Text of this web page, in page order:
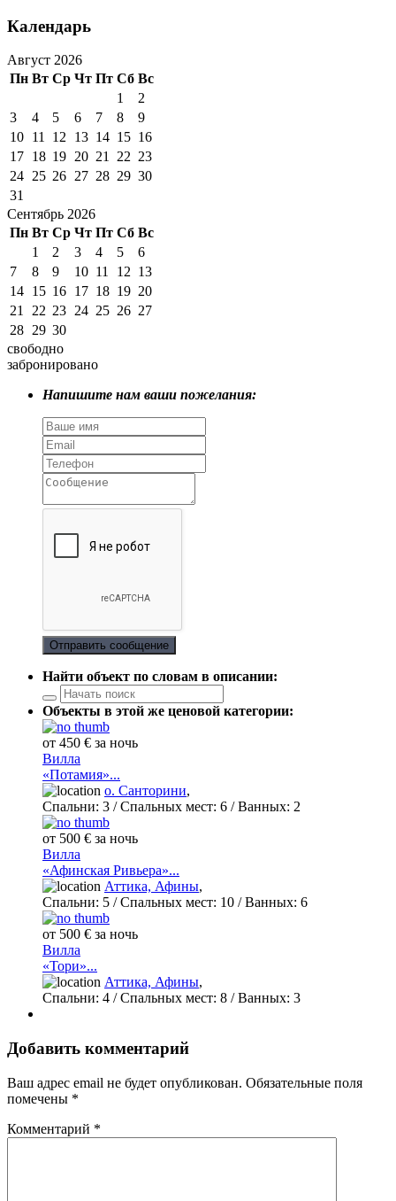
Календарь
Август 2026
Пн Вт Ср Чт Пт Сб Вс
1
2
3
4 5 6 7 8
9
10 11 12 13 14 15 16
17 18 19 20 21 22 23
24 25 26 27 28 29 30
31
Сентябрь 2026
Пн Вт Ср Чт Пт Сб Вс
1
2 3 4 5
6
7
8 9 10 11 12 13
14 15 16 17 18 19 20
21
22 23 24 25 26 27
28 29 30
свободно
забронировано
Напишите нам ваши пожелания:
Отправить сообщение
Найти объект по словам в описании:
Объекты в этой же ценовой категории:
от 450 € за ночь
Вилла
«Потамия»...
о. Санторини,
Спальни: 3 / Спальных мест: 6 /Ванных: 2
от 500 € за ночь
Вилла
«Афинская Ривьера»...
Аттика, Афины,
Спальни: 5 / Спальных мест: 10 /Ванных: 6
от 500 € за ночь
Вилла
«Тори»...
Аттика, Афины,
Спальни: 4 / Спальных мест: 8 /Ванных: 3
Добавить комментарий
Ваш адрес email не будет опубликован. Обязательные поля
помечены *
Комментарий *